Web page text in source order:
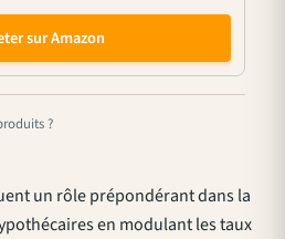
sur Amazon
?
un rôle prépondérant dans la
en modulant les taux